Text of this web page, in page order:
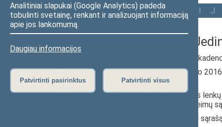
Analitiniai slapukai (Google Analytics) padeda
tobulinti svetainę, renkant ir analizuojant informaciją
apie jos lankomumą.
Daugiau informacijos
Patvirtinti pasirinktus Patvirtinti visus
Visi A Ą B Č D H I J
Zbignev
2016–2020 m.
Seimo narys nuo
iki 2020-11-13
Iškėlė: Lietuvos lenkų
Krikščioniškų šeimų
Išrinktas: Pagal